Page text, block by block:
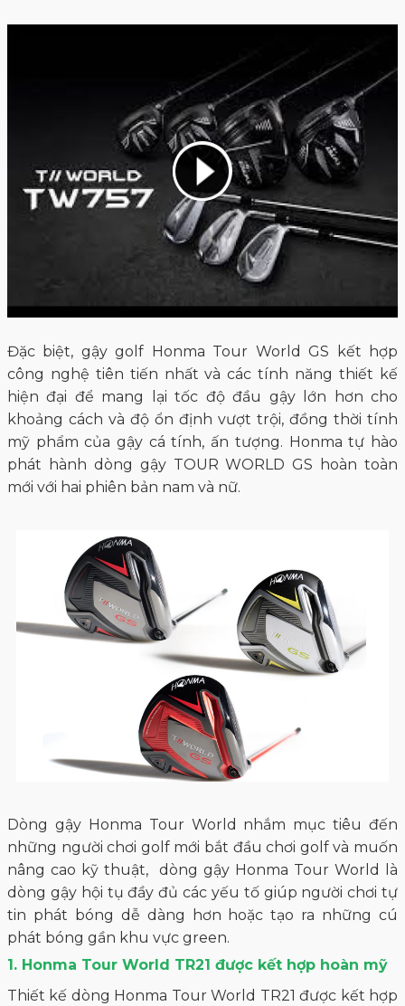
Đặc biệt, gậy golf Honma Tour World GS kết hợp
công nghệ tiên tiến nhất và các tính năng thiết kế
hiện đại để mang lại tốc độ đầu gậy lớn hơn cho
khoảng cách và độ ổn định vượt trội, đồng thời tính
mỹ phẩm của gậy cá tính, ấn tượng. Honma tự hào
phát hành dòng gậy TOUR WORLD GS hoàn toàn
mới với hai phiên bản nam và nữ.
Dòng gậy Honma Tour World nhắm mục tiêu đến
những người chơi golf mới bắt đầu chơi golf và muốn
nâng cao kỹ thuật, dòng gậy Honma Tour World là
dòng gậy hội tụ đầy đủ các yếu tố giúp người chơi tự
tin phát bóng dễ dàng hơn hoặc tạo ra những cú
phát bóng gần khu vực green.
1. Honma Tour World TR21 được kết hợp hoàn mỹ
Thiết kế dòng Honma Tour World TR21 được kết hợp